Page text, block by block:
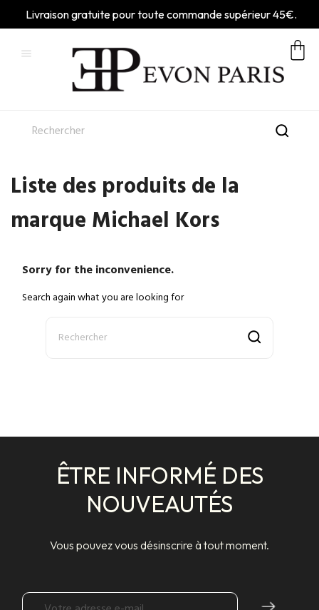
Livraison gratuite pour toute commande supérieur 45€.

Liste des produits de la
marque Michael Kors
Sorry for the inconvenience.
Search again what you are looking for
ÊTRE INFORMÉ DES
NOUVEAUTÉS
Vous pouvez vous désinscrire à tout moment.